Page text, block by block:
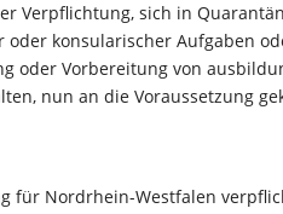
Verpflichtung, sich in
konsularischer Aufgaben
oder Vorbereitung von
nun an die Voraussetzung
für Nordrhein-Westfalen